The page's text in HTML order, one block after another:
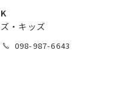
・キッズ
098-987-6643